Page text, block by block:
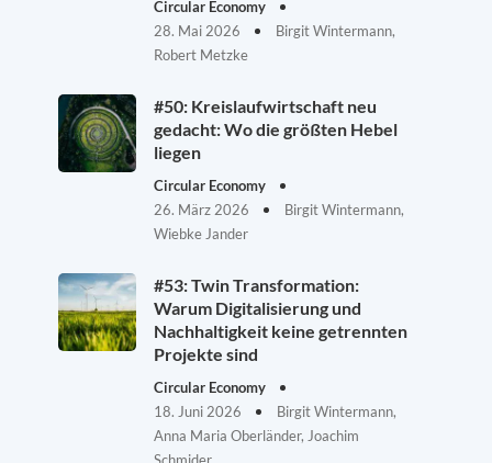
Circular Economy
28. Mai 2026
Birgit Wintermann,
Robert Metzke
#50: Kreislaufwirtschaft neu
gedacht: Wo die größten Hebel
liegen
Circular Economy
26. März 2026
Birgit Wintermann,
Wiebke Jander
#53: Twin Transformation:
Warum Digitalisierung und
Nachhaltigkeit keine getrennten
Projekte sind
Circular Economy
18. Juni 2026
Birgit Wintermann,
Anna Maria Oberländer, Joachim